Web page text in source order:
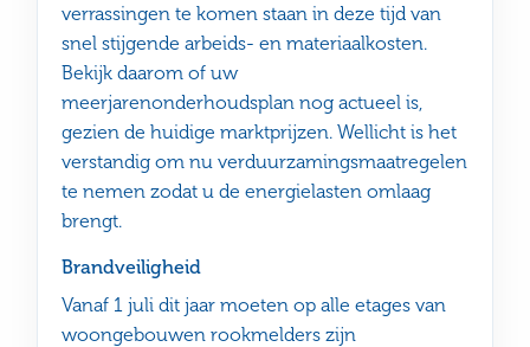
verrassingen te komen staan in deze tijd van
snel stijgende arbeids- en materiaalkosten.
Bekijk daarom of uw
meerjarenonderhoudsplan nog actueel is,
gezien de huidige marktprijzen. Wellicht is het
verstandig om nu verduurzamingsmaatregelen
te nemen zodat u de energielasten omlaag
brengt.
Brandveiligheid
Vanaf 1 juli dit jaar moeten op alle etages van
woongebouwen rookmelders zijn